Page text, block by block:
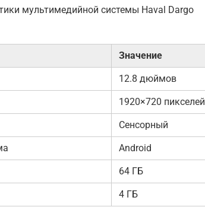
мультимедийной системы Haval Dargo
Значение
12.8 дюймов
1920×720 пикселей
Сенсорный
Android
64 ГБ
4 ГБ